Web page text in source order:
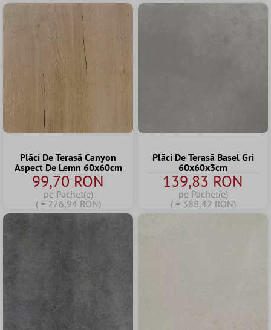
Plăci De Terasă Canyon
Aspect De Lemn 60x60cm
99,70 RON
pe Pachet(e)
( = 276,94 RON)
Plăci De Terasă Basel Gri
60x60x3cm
139,83 RON
pe Pachet(e)
( = 388,42 RON)